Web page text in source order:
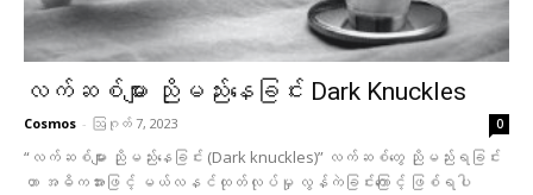
လက်ဆစ်များ ညိုမည်းနေခြင်း Dark Knuckles
Cosmos - ဩဂုတ် 7, 2023 0
“လက်ဆစ်များ ညိုမည်းနေခြင်း (Dark knuckles)” လက်ဆစ်တွေ ညိုမည်းရခြင်း
ဟာ အဓိကအားဖြင့် မယ်လနင်ထုတ်လုပ်မှု လွန်ကဲခြင်းကြောင့် ဖြစ်ရပါ